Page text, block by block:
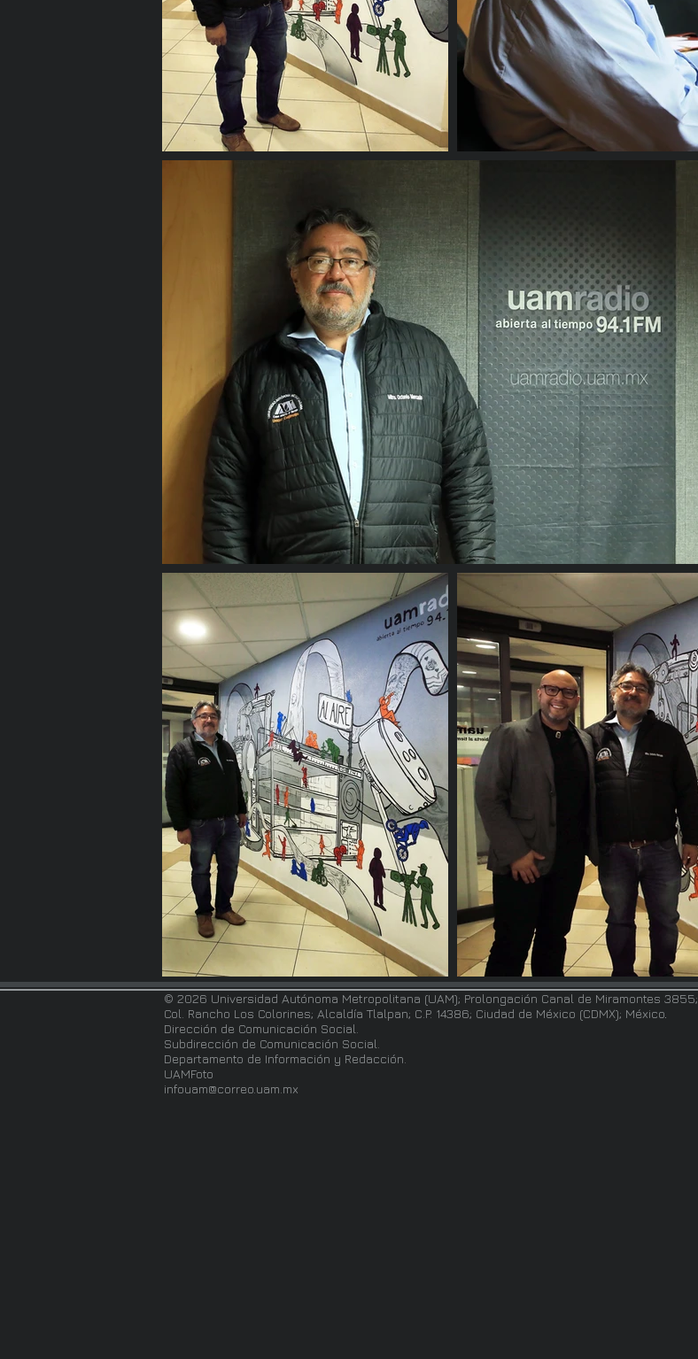
© 2026 Universidad Autónoma Metropolitana (UAM); Prolongación Canal de Miramontes 3855;
Col. Rancho Los Colorines; Alcaldía Tlalpan; C.P. 14386; Ciudad de México (CDMX); México
Dirección de Comunicación Social.
Subdirección de Comunicación Social.
Departamento de Información y Redacción.
UAMFoto
infouam@correo.uam.mx